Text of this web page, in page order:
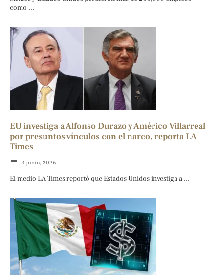
como ...
EU investiga a Alfonso Durazo y Américo Villarreal
por presuntos vínculos con el narco, reporta LA
Times
3 junio, 2026
El medio LA Times reportó que Estados Unidos investiga a ...